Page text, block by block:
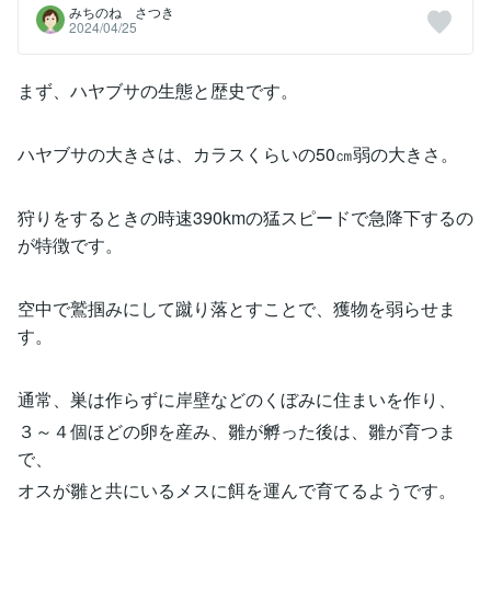
みちのね さつき
2024/04/25
まず、ハヤブサの生態と歴史です。
ハヤブサの大きさは、カラスくらいの50㎝弱の大きさ。
狩りをするときの時速390kmの猛スピードで急降下するの
が特徴です。
空中で鷲掴みにして蹴り落とすことで、獲物を弱らせま
す。
通常、巣は作らずに岸壁などのくぼみに住まいを作り、
３～４個ほどの卵を産み、雛が孵った後は、雛が育つま
で、
オスが雛と共にいるメスに餌を運んで育てるようです。